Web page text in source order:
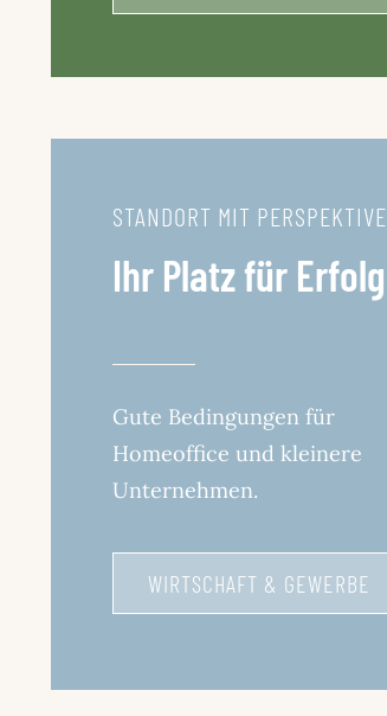
STANDORT MIT PERSPEKTIVE
Ihr Platz für Erfolg
Gute Bedingungen für
Homeoffice und kleinere
Unternehmen.
WIRTSCHAFT & GEWERBE